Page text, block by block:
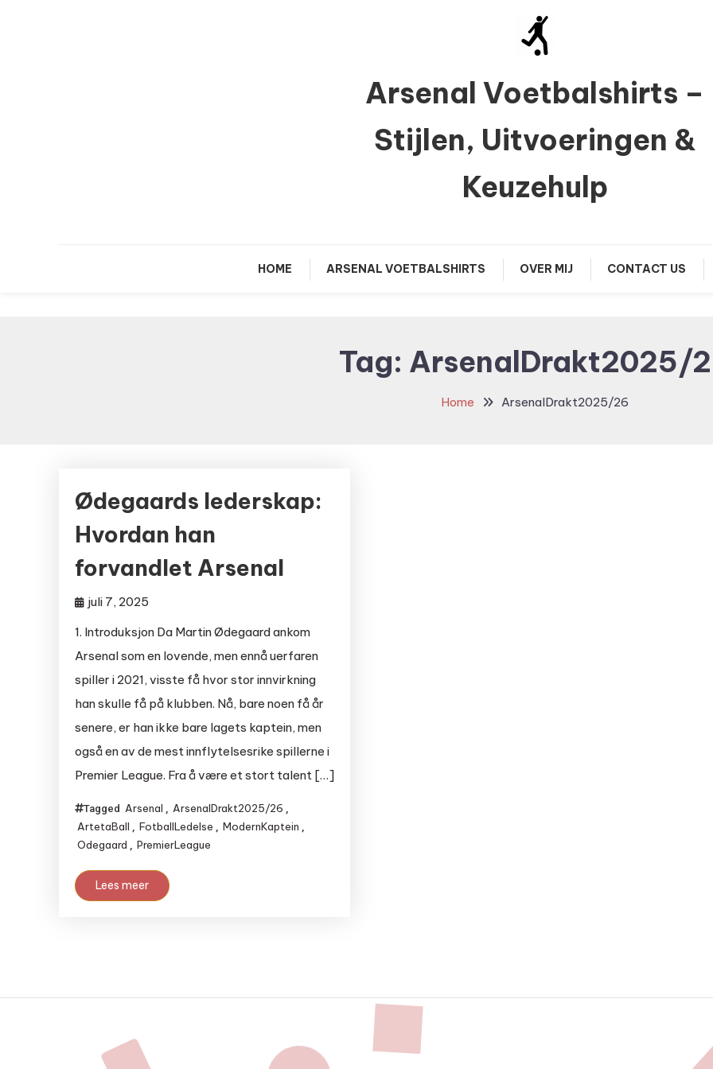
Arsenal Voetbalshirts –
Stijlen, Uitvoeringen &
Keuzehulp
HOME ARSENAL VOETBALSHIRTS OVER MIJ CONTACT US
Tag: ArsenalDrakt2025/
Home ArsenalDrakt2025/26
Ødegaards lederskap:
Hvordan han
forvandlet Arsenal
juli 7, 2025
1. Introduksjon Da Martin Ødegaard ankom
Arsenal som en lovende, men ennå uerfaren
spiller i 2021, visste få hvor stor innvirkning
han skulle få på klubben. Nå, bare noen få år
senere, er han ikke bare lagets kaptein, men
også en av de mest innflytelsesrike spillerne i
Premier League. Fra å være et stort talent […]
Tagged Arsenal , ArsenalDrakt2025/26 ,
ArtetaBall , FotballLedelse , ModernKaptein ,
Odegaard , PremierLeague
Lees meer